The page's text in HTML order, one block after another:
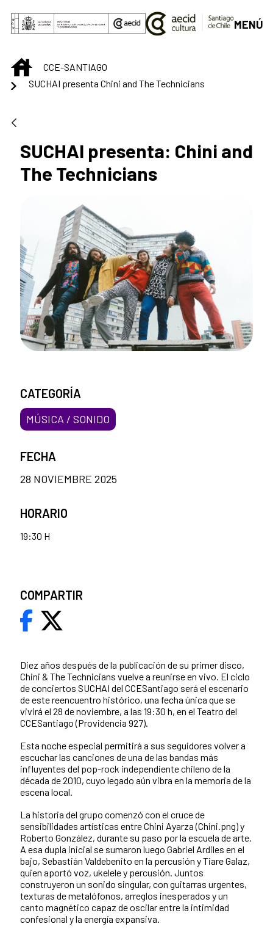
Saltar al contenido principal
MENÚ
INICIOCCE-SANTIAGO
SUCHAI presenta Chini and The Technicians
SUCHAI presenta: Chini and
The Technicians
Diez años después de la publicación de su primer disco,
Chini & The Technicians vuelve a reunirse en vivo. El ciclo
de conciertos SUCHAI del CCESantiago será el escenario
de este reencuentro histórico, una fecha única que se
vivirá el 28 de noviembre, a las 19:30 h, en el Teatro del
CCESantiago (Providencia 927).
Esta noche especial permitirá a sus seguidores volver a
escuchar las canciones de una de las bandas más
influyentes del pop-rock independiente chileno de la
década de 2010, cuyo legado aún vibra en la memoria de la
escena local.
La historia del grupo comenzó con el cruce de
sensibilidades artísticas entre Chini Ayarza (Chini.png) y
Roberto González, durante su paso por la escuela de arte.
A esa dupla inicial se sumaron luego Gabriel Ardiles en el
bajo, Sebastián Valdebenito en la percusión y Tiare Galaz,
quien aportó voz, ukelele y percusión. Juntos
construyeron un sonido singular, con guitarras urgentes,
texturas de metalófonos, arreglos inesperados y un
canto magnético capaz de oscilar entre la intimidad
confesional y la energía expansiva.
CATEGORÍA
MÚSICA / SONIDO
FECHA
28 NOVIEMBRE 2025
HORARIO
19:30 H
COMPARTIR